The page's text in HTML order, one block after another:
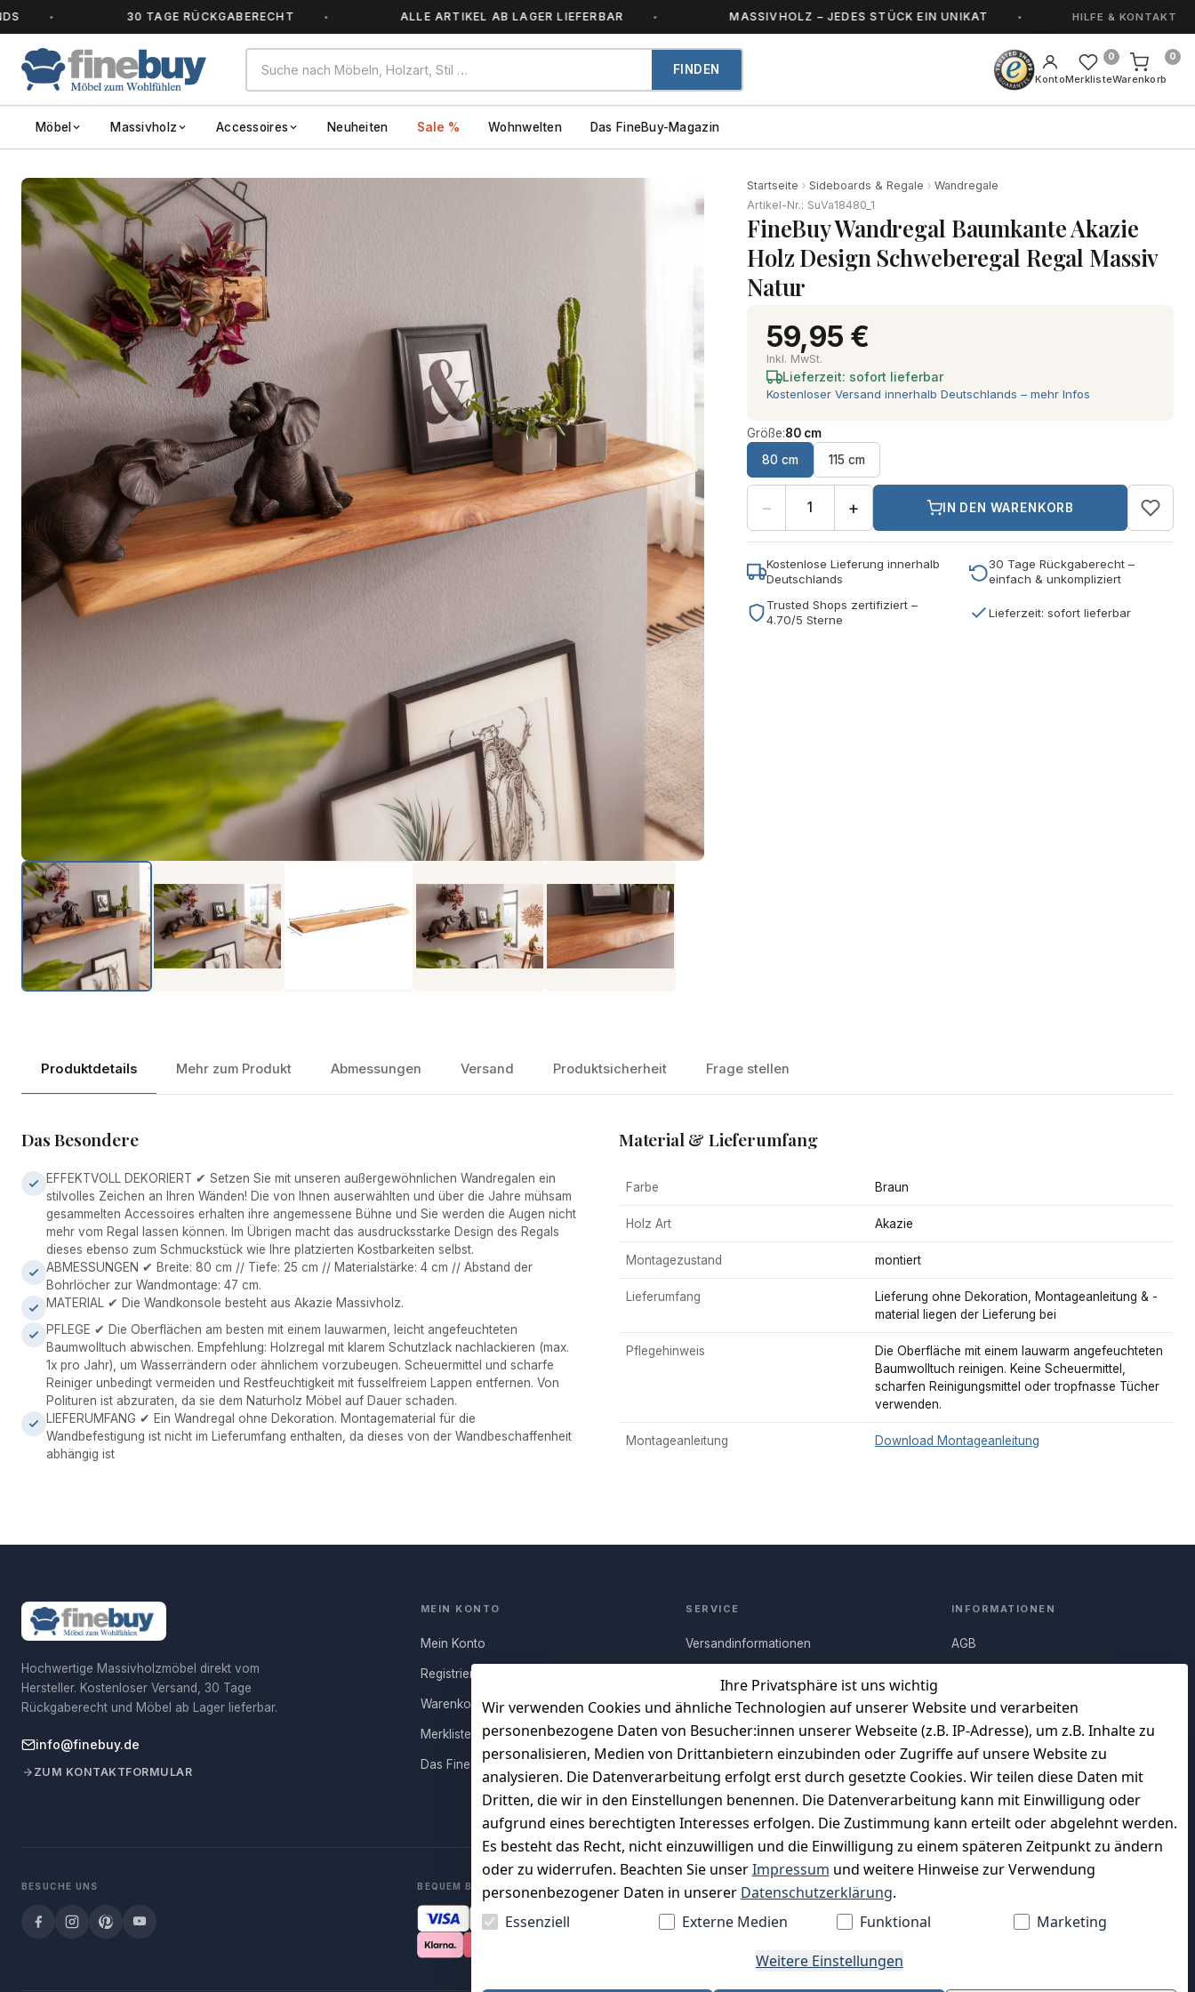
30 TAGE RÜCKGABERECHT ALLE ARTIKEL AB LAGER LIEFERBAR MASSIVHOLZ – JEDES STÜCK EIN UNIKAT HANDGEFERTIGT IN
HILFE & KONTAKT
FINDEN
KontoMerkliste
0
Warenkorb
0
Möbel Massivholz Accessoires Neuheiten Sale % Wohnwelten Das FineBuy-Magazin
Startseite Sideboards & Regale
Wandregale
Artikel-Nr.: SuVa18480_1
FineBuy Wandregal Baumkante Akazie
Holz Design Schweberegal Regal Massiv
Natur
59,95 €
Inkl. MwSt.
Lieferzeit: sofort lieferbar
Kostenloser Versand innerhalb Deutschlands – mehr Infos
Größe:80 cm
80 cm
115 cm
− + IN DEN WARENKORB
Kostenlose Lieferung innerhalb
Deutschlands
30 Tage Rückgaberecht –
einfach & unkompliziert
Trusted Shops zertifiziert –
4.70/5 Sterne
Lieferzeit: sofort lieferbar
Produktdetails Mehr zum Produkt Abmessungen Versand Produktsicherheit Frage stellen
Das Besondere
EFFEKTVOLL DEKORIERT ✔ Setzen Sie mit unseren außergewöhnlichen Wandregalen ein
stilvolles Zeichen an Ihren Wänden! Die von Ihnen auserwählten und über die Jahre mühsam
gesammelten Accessoires erhalten ihre angemessene Bühne und Sie werden die Augen nicht
mehr vom Regal lassen können. Im Übrigen macht das ausdrucksstarke Design des Regals
dieses ebenso zum Schmuckstück wie Ihre platzierten Kostbarkeiten selbst.
ABMESSUNGEN ✔ Breite: 80 cm // Tiefe: 25 cm // Materialstärke: 4 cm // Abstand der
Bohrlöcher zur Wandmontage: 47 cm.
MATERIAL ✔ Die Wandkonsole besteht aus Akazie Massivholz.
PFLEGE ✔ Die Oberflächen am besten mit einem lauwarmen, leicht angefeuchteten
Baumwolltuch abwischen. Empfehlung: Holzregal mit klarem Schutzlack nachlackieren (max.
1x pro Jahr), um Wasserrändern oder ähnlichem vorzubeugen. Scheuermittel und scharfe
Reiniger unbedingt vermeiden und Restfeuchtigkeit mit fusselfreiem Lappen entfernen. Von
Polituren ist abzuraten, da sie dem Naturholz Möbel auf Dauer schaden.
LIEFERUMFANG ✔ Ein Wandregal ohne Dekoration. Montagematerial für die
Wandbefestigung ist nicht im Lieferumfang enthalten, da dieses von der Wandbeschaffenheit
abhängig ist
Material & Lieferumfang
Farbe Braun
Holz Art Akazie
Montagezustand montiert
Lieferumfang
Lieferung ohne Dekoration, Montageanleitung & -
material liegen der Lieferung bei
Pflegehinweis
Die Oberfläche mit einem lauwarm angefeuchteten
Baumwolltuch reinigen. Keine Scheuermittel,
scharfen Reinigungsmittel oder tropfnasse Tücher
verwenden.
Montageanleitung Download Montageanleitung
Ihre Privatsphäre ist uns wichtig
Wir verwenden Cookies und ähnliche Technologien auf unserer Website und verarbeiten
personenbezogene Daten von Besucher:innen unserer Webseite (z.B. IP-Adresse), um z.B. Inhalte zu
personalisieren, Medien von Drittanbietern einzubinden oder Zugriffe auf unsere Website zu
analysieren. Die Datenverarbeitung erfolgt erst durch gesetzte Cookies. Wir teilen diese Daten mit
Dritten, die wir in den Einstellungen benennen. Die Datenverarbeitung kann mit Einwilligung oder
aufgrund eines berechtigten Interesses erfolgen. Die Zustimmung kann erteilt oder abgelehnt werden.
Es besteht das Recht, nicht einzuwilligen und die Einwilligung zu einem späteren Zeitpunkt zu ändern
oder zu widerrufen. Beachten Sie unserImpressum und weitere Hinweise zur Verwendung
personenbezogener Daten in unserer Datenschutzerklärung.
Essenziell
Externe Medien Funktional
Marketing
Weitere Einstellungen
Hochwertige Massivholzmöbel direkt vom
Hersteller. Kostenloser Versand, 30 Tage
Rückgaberecht und Möbel ab Lager lieferbar.
info@finebuy.de
ZUM KONTAKTFORMULAR
MEIN KONTO
Mein Konto
Registrieren
Warenkorb
Merkliste
Das FineBuy-Magazin
SERVICE
Versandinformationen
Rücksendung
Persönlicher Rückruf
Vertrag widerrufen
INFORMATIONEN
AGB
Datenschutz
Impressum
Charity & Wohltätigkeit
BESUCHE UNS BEQUEM BEZAHLEN MIT WIR VERSENDEN MIT